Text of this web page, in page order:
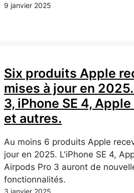
9 janvier 2025
Six produits Apple
mises à jour en
3, iPhone SE 4,
et autres.
Au moins 6 produits Apple
jour en 2025. L'iPhone SE 4,
Airpods Pro 3 auront de
fonctionnalités.
3 janvier 2025